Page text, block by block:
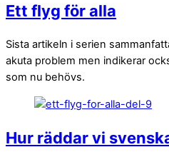
Ett flyg för alla
Sista artikeln i serien
akuta problem men indikerar
som nu behövs.
Hur räddar vi